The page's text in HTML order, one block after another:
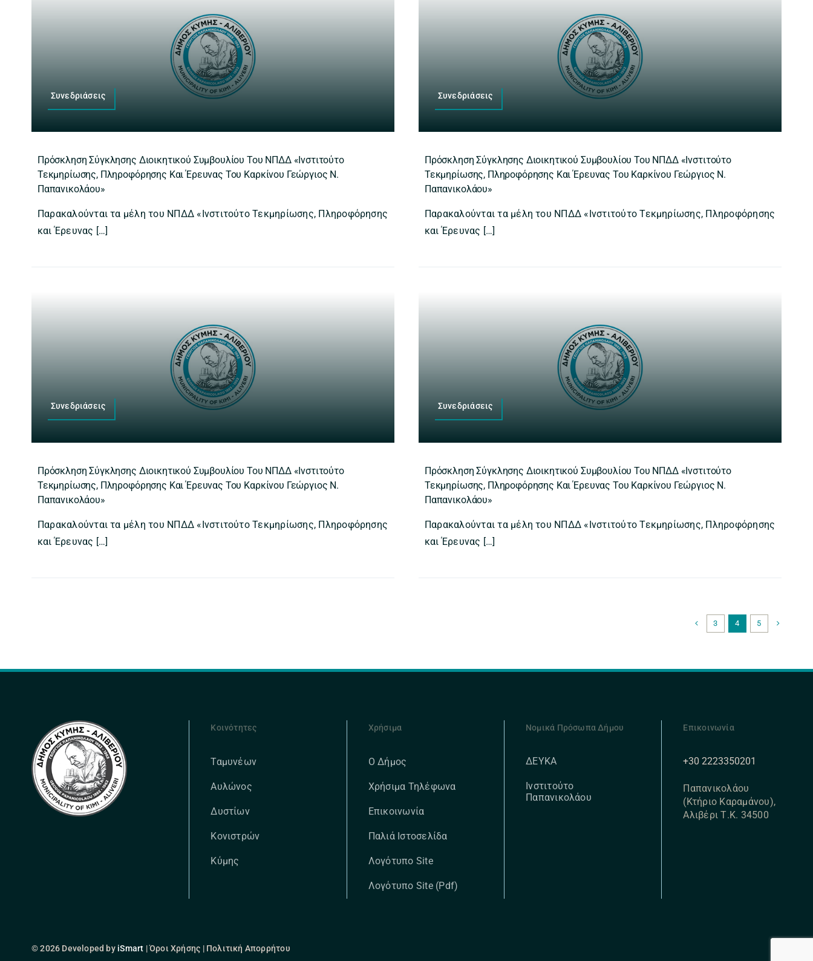
Συνεδριάσεις
Πρόσκληση Σύγκλησης Διοικητικού Συμβουλίου Του ΝΠΔΔ «Ινστιτούτο
Τεκμηρίωσης, Πληροφόρησης Και Έρευνας Του Καρκίνου Γεώργιος Ν.
Παπανικολάου»
Παρακαλούνται τα μέλη του ΝΠΔΔ «Ινστιτούτο Τεκμηρίωσης, Πληροφόρησης
και Έρευνας […]
Συνεδριάσεις
Πρόσκληση Σύγκλησης Διοικητικού Συμβουλίου Του ΝΠΔΔ «Ινστιτούτο
Τεκμηρίωσης, Πληροφόρησης Και Έρευνας Του Καρκίνου Γεώργιος Ν.
Παπανικολάου»
Παρακαλούνται τα μέλη του ΝΠΔΔ «Ινστιτούτο Τεκμηρίωσης, Πληροφόρησης
και Έρευνας […]
Συνεδριάσεις
Πρόσκληση Σύγκλησης Διοικητικού Συμβουλίου Του ΝΠΔΔ «Ινστιτούτο
Τεκμηρίωσης, Πληροφόρησης Και Έρευνας Του Καρκίνου Γεώργιος Ν.
Παπανικολάου»
Παρακαλούνται τα μέλη του ΝΠΔΔ «Ινστιτούτο Τεκμηρίωσης, Πληροφόρησης
και Έρευνας […]
Συνεδριάσεις
Πρόσκληση Σύγκλησης Διοικητικού Συμβουλίου Του ΝΠΔΔ «Ινστιτούτο
Τεκμηρίωσης, Πληροφόρησης Και Έρευνας Του Καρκίνου Γεώργιος Ν.
Παπανικολάου»
Παρακαλούνται τα μέλη του ΝΠΔΔ «Ινστιτούτο Τεκμηρίωσης, Πληροφόρησης
και Έρευνας […]
3 4 5
Κοινότητες
Ταμυνέων
Αυλώνος
Δυστίων
Κονιστρών
Κύμης
Χρήσιμα
Ο Δήμος
Χρήσιμα Τηλέφωνα
Επικοινωνία
Παλιά Ιστοσελίδα
Λογότυπο Site
Λογότυπο Site (pdf)
Νομικά Πρόσωπα Δήμου
ΔΕΥΚΑ
Ινστιτούτο
Παπανικολάου
Επικοινωνία
+30 2223350201
Παπανικολάου
(Κτήριο Καραμάνου),
Αλιβέρι Τ.Κ. 34500
© 2026 Developed by iSmart | Όροι Χρήσης | Πολιτική Απορρήτου